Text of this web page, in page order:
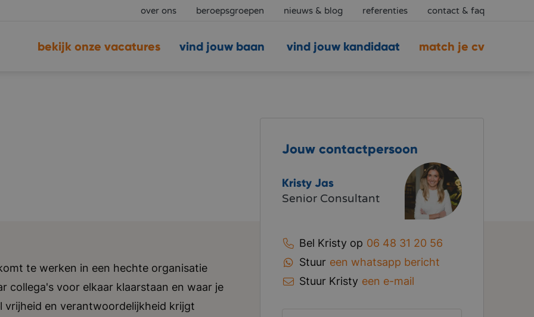
over ons beroepsgroepen nieuws & blog referenties contact & faq
match je cv
vind jouw baan vind jouw kandidaat
bekijk onze vacatures
te werken in een hechte organisatie
collega's voor elkaar klaarstaan en waar je
vrijheid en verantwoordelijkheid krijgt
Jouw contactpersoon
Kristy Jas
Senior Consultant
Bel Kristy op 06 48 31 20 56
Stuur een whatsapp bericht
Stuur Kristy een e-mail